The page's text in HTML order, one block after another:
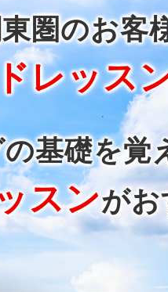
圏のお客
レッス
基礎を覚
スンが